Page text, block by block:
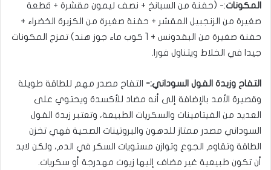
المكونات:- (حفنة من السبانخ + نصف ليمون مقشرة + قطعة
صغيرة من الزنجبيل المقشر + حفنة صغيرة من الكزبرة الخضراء +
حفنة صغيرة من البقدونس + 1 كوب ماء جوز هند) تمزج المكونات
جيدا في الخلاط ويتناول فورا.
التفاح وزبدة الفول السوداني:- التفاح مصدر مهم للطاقة طويلة
وقصيرة الأمد بالإضافة إلى أنه مضاد للأكسدة ويحتوي على
العديد من الفيتامينات والسكريات الطبيعة، وتعتبر زبدة الفول
السوداني مصدر ممتاز للدهون والبروتينات الصحية فهي تخزن
الطاقة وتقاوم الجوع وتوازن مستويات السكر في الدم، ولكن لابد
أن تكون طبيعية غير مضاف إليها زيوت مهدرجة أو سكريات.